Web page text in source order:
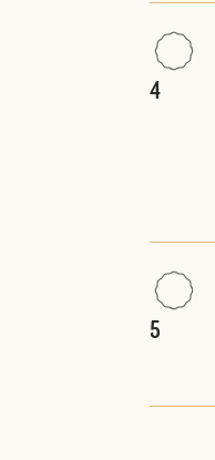
4
5